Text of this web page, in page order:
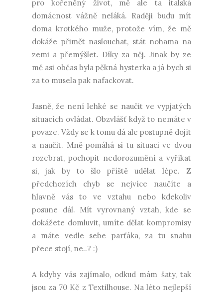
pro kořeněný život, mě ale ta italská
domácnost vážně neláká. Raději budu mít
doma krotkého muže, protože vím, že mě
dokáže přimět naslouchat, stát nohama na
zemi a přemýšlet. Díky za něj. Jinak by ze
mě asi občas byla pěkná hysterka a já bych si
za to musela pak nafackovat.
Jasně, že není lehké se naučit ve vypjatých
situacích ovládat. Obzvlášť když to nemáte v
povaze. Vždy se k tomu dá ale postupně dojít
a naučit. Mně pomáhá si tu situaci ve dvou
rozebrat, pochopit nedorozumění a vyříkat
si, jak by to šlo příště udělat lépe. Z
předchozích chyb se nejvíce naučíte a
hlavně vás to ve vztahu nebo kdekoliv
posune dál. Mít vyrovnaný vztah, kde se
dokážete domluvit, umíte dělat kompromisy
a máte vedle sebe parťáka, za tu snahu
přece stojí, ne..? :)
A kdyby vás zajímalo, odkud mám šaty, tak
jsou za 70 Kč z Textilhouse. Na léto nejlepší